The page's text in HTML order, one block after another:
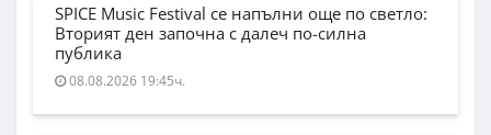
SPICE Music Festival се напълни още по светло:
Вторият ден започна с далеч по-силна
публика
08.08.2026 19:45ч.